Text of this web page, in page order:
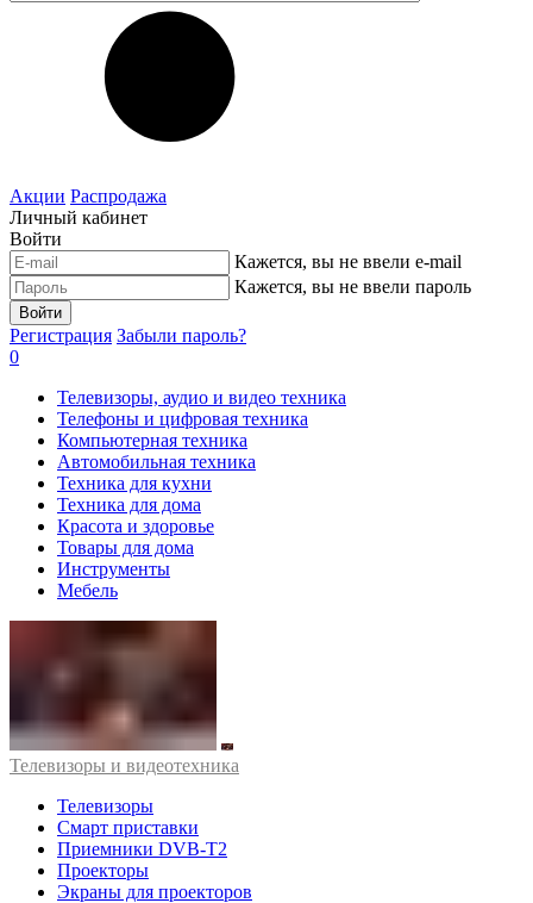
Акции Распродажа
Личный кабинет
Войти
Кажется, вы не ввели e-mail
Кажется, вы не ввели пароль
Войти
Регистрация Забыли пароль?
0
Телевизоры, аудио и видео техника
Телефоны и цифровая техника
Компьютерная техника
Автомобильная техника
Техника для кухни
Техника для дома
Красота и здоровье
Товары для дома
Инструменты
Мебель
Телевизоры и видеотехника
Телевизоры
Смарт приставки
Приемники DVB-T2
Проекторы
Экраны для проекторов